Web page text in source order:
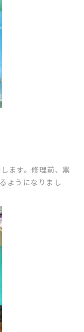
ます。修理前、黒
ようになりまし